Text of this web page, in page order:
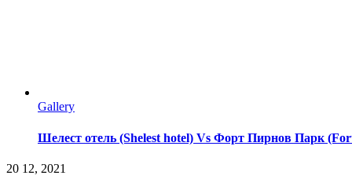
Gallery
Шелест отель (Shelest hotel) Vs Форт Пирнов Парк
20 12, 2021